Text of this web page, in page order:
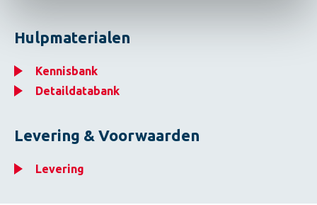
Hulpmaterialen
Kennisbank
Detaildatabank
Levering & Voorwaarden
Levering